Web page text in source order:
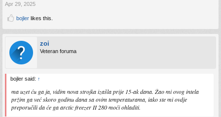
Apr 29, 2025
bojler likes this.
zoi
Veteran foruma
bojler said: ↑
ma uzet ću ga ja, vidim nova strojka izašla prije 15-ak dana. Žao mi ovog intela
pržim ga već skoro godinu dana sa ovim temperaturama, iako ste mi ovdje
preporučili da će ga arctic freezer II 280 moći ohladiti.